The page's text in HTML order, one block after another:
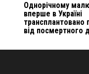
Однорічному
вперше в Україні
трансплантовано
від посмертного